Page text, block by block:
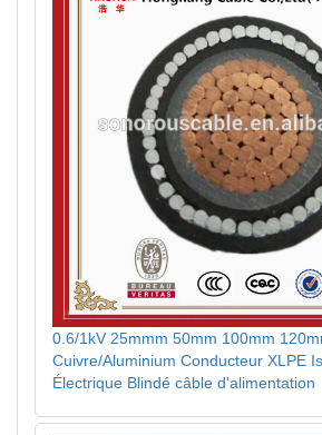
0.6/1kV 25mmm 50mm 100mm
Cuivre/Aluminium Conducteur XLPE
Électrique Blindé câble d'alimentation